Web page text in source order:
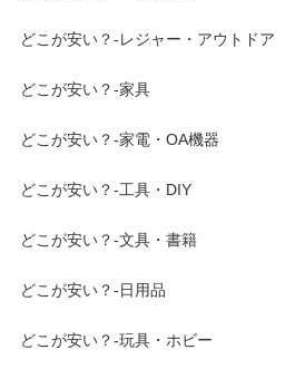
どこが安い？-レジャー・アウトドア
どこが安い？-家具
どこが安い？-家電・OA機器
どこが安い？-工具・DIY
どこが安い？-文具・書籍
どこが安い？-日用品
どこが安い？-玩具・ホビー